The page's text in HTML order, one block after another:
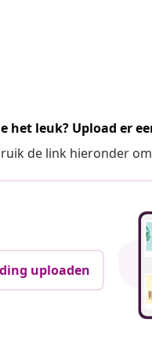
het leuk? Upload er
de link hieronder
uploaden